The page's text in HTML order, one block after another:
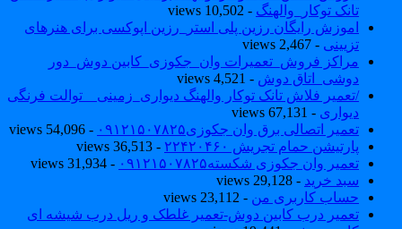
تانک توکار_والهنگ- 10,502 views
اموزش رایگان رزین پلی استر_رزین اپوکسی برای هنرهای
تزیینی- 2,467 views
مراکز فروش_تعمیرات وان_جکوزی_کابین دوش_دور
دوشی_اتاق دوش- 4,521 views
/تعمیر فلاش تانک توکار والهنگ دیواری_زمینی _ توالت فرنگی
دیواری - 67,131 views
تعمیر اتصالی برق وان جکوزی۰۹۱۲۱۵۰۷۸۲۵
- 54,096 views
پارتیشن حمام تجریش ۲۲۴۲۰۴۶۰
- 36,513 views
تعمیر وان جکوزی شکسته۰۹۱۲۱۵۰۷۸۲۵
- 31,934 views
سبد خرید - 29,128 views
حساب کاربری من- 23,112 views
تعمیر درب کابین دوش-تعمیر غلطک و ریل درب شیشه ای